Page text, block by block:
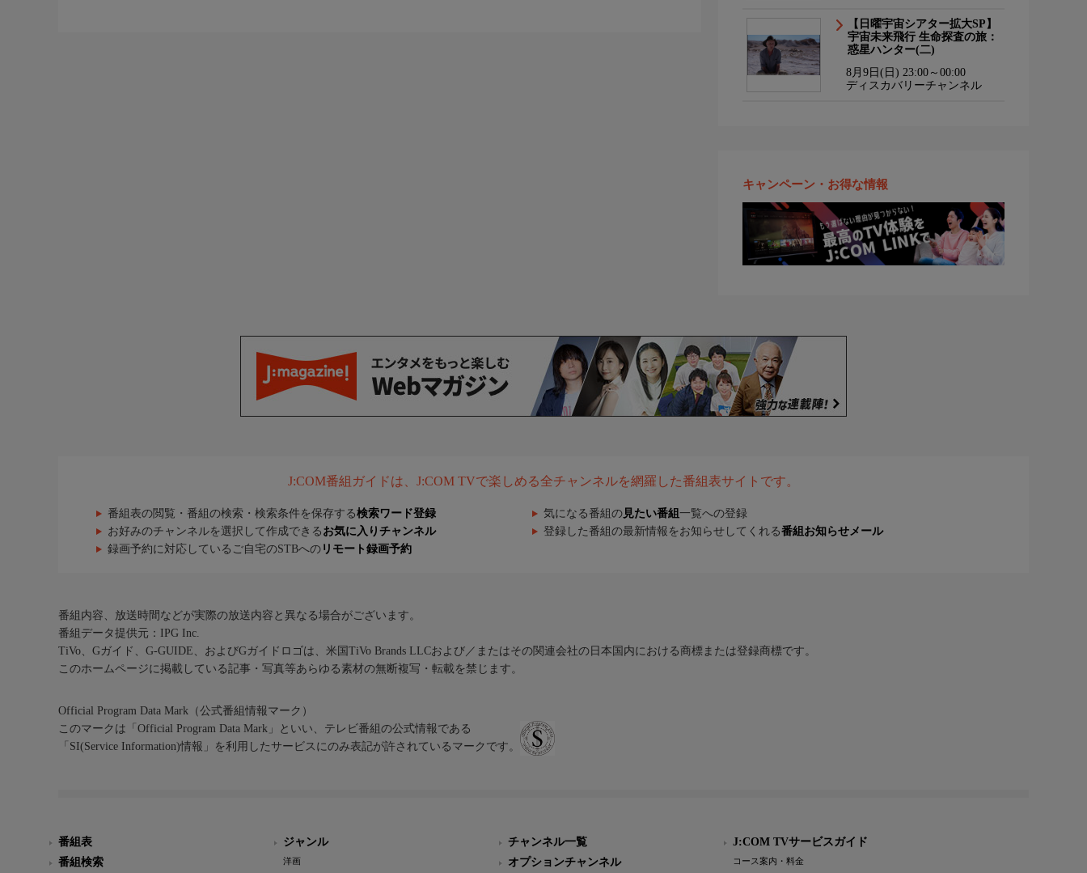
【日曜宇宙シアター拡大SP】
宇宙未来飛行 生命探査の旅：
惑星ハンター(二)
8月9日(日) 23:00～00:00
ディスカバリーチャンネル
キャンペーン・お得な情報
J:COM番組ガイドは、J:COM TVで楽しめる全チャンネルを網羅した番組表サイトです。
番組表の閲覧・番組の検索・検索条件を保存する検索ワード登録 気になる番組の 見たい番組 一覧への登録
お好みのチャンネルを選択して作成できる お気に入りチャンネル 登録した番組の最新情報をお知らせしてくれる番組お知らせメール
録画予約に対応しているご自宅のSTBへの リモート録画予約
番組内容、放送時間などが実際の放送内容と異なる場合がございます。
番組データ提供元：IPG Inc.
TiVo、Gガイド、G-GUIDE、およびGガイドロゴは、米国TiVo Brands LLCおよび／またはその関連会社の日本国内における商標または登録商標です。
このホームページに掲載している記事・写真等あらゆる素材の無断複写・転載を禁じます。
Official Program Data Mark（公式番組情報マーク）
このマークは「Official Program Data Mark」といい、テレビ番組の公式情報である
「SI(Service Information)情報」を利用したサービスにのみ表記が許されているマークです。
番組表
番組検索
ジャンル
洋画
チャンネル一覧
オプションチャンネル
J:COM TVサービスガイド
コース案内・料金